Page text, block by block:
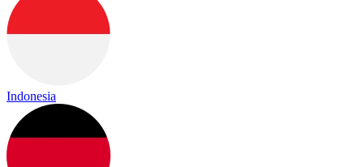
Indonesia